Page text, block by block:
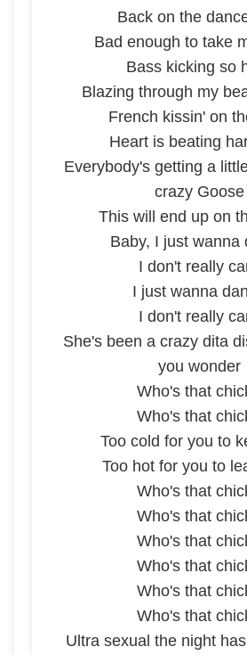
Back on the
Bad enough to take
Bass kicking so
Blazing through my
French kissin' on
Heart is beating
Everybody's getting a
crazy Goose
This will end up on
Baby, I just wanna
I don't really
I just wanna
I don't really
She's been a crazy dita
you wonder
Who's that
Who's that
Too cold for you to
Too hot for you to
Who's that
Who's that
Who's that
Who's that
Who's that
Who's that
Ultra sexual the night